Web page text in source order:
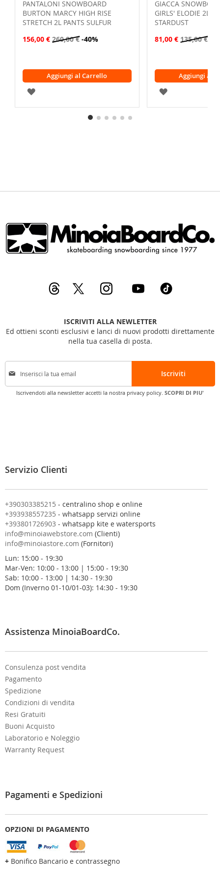
PANTALONI SNOWBOARD
BURTON MARCY HIGH RISE
STRETCH 2L PANTS SULFUR
156,00 € 260,00 € -40%
Aggiungi al Carrello
AGGIUNGI
ALLA
GIACCA
GIRLS' ELODIE 2L
STARDUST
81,00 € 135,00 €
Aggiungi al
AGGIUNGI
ALLA
ISCRIVITI ALLA NEWLETTER
Ed ottieni sconti esclusivi e lanci di nuovi prodotti direttamente
nella tua casella di posta.
I
c
l
n
o
s
t
r
a
e
w
s
l
e
:
Iscriviti
Iscrivendoti alla newsletter accetti la nostra privacy policy. SCOPRI DI PIU'
Servizio Clienti
+390303385215 - centralino shop e online
+393938557235 - whatsapp servizi online
+393801726903 - whatsapp kite e watersports
info@minoiawebstore.com (Clienti)
info@minoiastore.com (Fornitori)
Lun: 15:00 - 19:30
Mar-Ven: 10:00 - 13:00 | 15:00 - 19:30
Sab: 10:00 - 13:00 | 14:30 - 19:30
Dom (Inverno 01-10/01-03): 14:30 - 19:30
Assistenza MinoiaBoardCo.
Consulenza post vendita
Pagamento
Spedizione
Condizioni di vendita
Resi Gratuiti
Buoni Acquisto
Laboratorio e Noleggio
Warranty Request
Pagamenti e Spedizioni
OPZIONI DI PAGAMENTO
+ Bonifico Bancario e contrassegno